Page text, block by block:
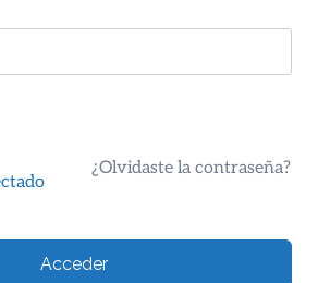
¿Olvidaste la contraseña?
Acceder